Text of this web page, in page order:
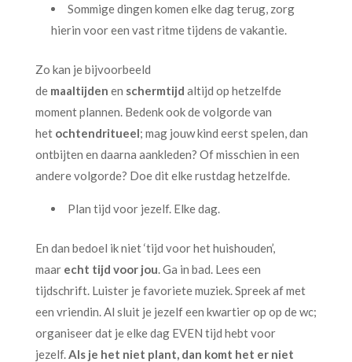
Sommige dingen komen elke dag terug, zorg
hierin voor een vast ritme tijdens de vakantie.
Zo kan je bijvoorbeeld
de maaltijden en schermtijd altijd op hetzelfde
moment plannen. Bedenk ook de volgorde van
het ochtendritueel; mag jouw kind eerst spelen, dan
ontbijten en daarna aankleden? Of misschien in een
andere volgorde? Doe dit elke rustdag hetzelfde.
Plan tijd voor jezelf. Elke dag.
En dan bedoel ik niet ‘tijd voor het huishouden’,
maar echt tijd voor jou . Ga in bad. Lees een
tijdschrift. Luister je favoriete muziek. Spreek af met
een vriendin. Al sluit je jezelf een kwartier op op de wc;
organiseer dat je elke dag EVEN tijd hebt voor
jezelf. Als je het niet plant, dan komt het er niet